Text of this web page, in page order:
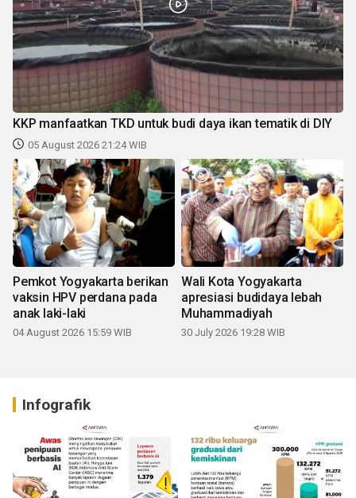
KKP manfaatkan TKD untuk budi daya ikan tematik di DIY
05 August 2026 21:24 WIB
Pemkot Yogyakarta berikan
vaksin HPV perdana pada
anak laki-laki
04 August 2026 15:59 WIB
Wali Kota Yogyakarta
apresiasi budidaya lebah
Muhammadiyah
30 July 2026 19:28 WIB
Infografik